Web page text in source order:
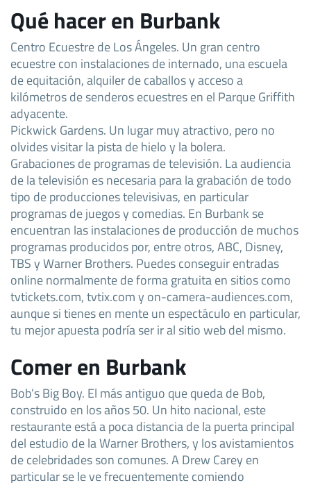
Qué hacer en Burbank
Centro Ecuestre de Los Ángeles. Un gran centro
ecuestre con instalaciones de internado, una escuela
de equitación, alquiler de caballos y acceso a
kilómetros de senderos ecuestres en el Parque Griffith
adyacente.
Pickwick Gardens. Un lugar muy atractivo, pero no
olvides visitar la pista de hielo y la bolera.
Grabaciones de programas de televisión. La audiencia
de la televisión es necesaria para la grabación de todo
tipo de producciones televisivas, en particular
programas de juegos y comedias. En Burbank se
encuentran las instalaciones de producción de muchos
programas producidos por, entre otros, ABC, Disney,
TBS y Warner Brothers. Puedes conseguir entradas
online normalmente de forma gratuita en sitios como
tvtickets.com, tvtix.com y on-camera-audiences.com,
aunque si tienes en mente un espectáculo en particular,
tu mejor apuesta podría ser ir al sitio web del mismo.
Comer en Burbank
Bob’s Big Boy. El más antiguo que queda de Bob,
construido en los años 50. Un hito nacional, este
restaurante está a poca distancia de la puerta principal
del estudio de la Warner Brothers, y los avistamientos
de celebridades son comunes. A Drew Carey en
particular se le ve frecuentemente comiendo